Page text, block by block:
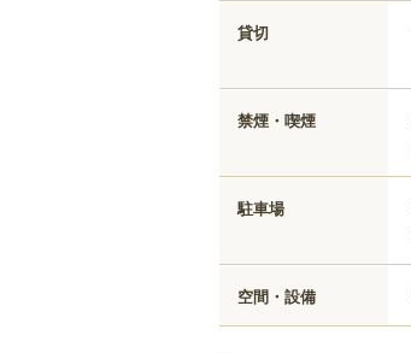
貸切
禁煙・喫煙
駐車場
空間・設備